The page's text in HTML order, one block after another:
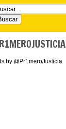
by @Pr1meroJusticia